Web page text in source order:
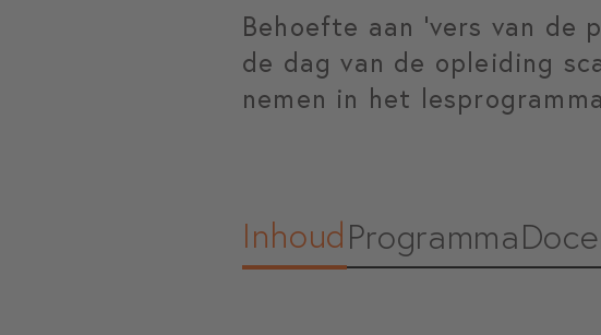
Behoefte aan ‘vers van de
de dag van de opleiding
nemen in het
InhoudProgramma